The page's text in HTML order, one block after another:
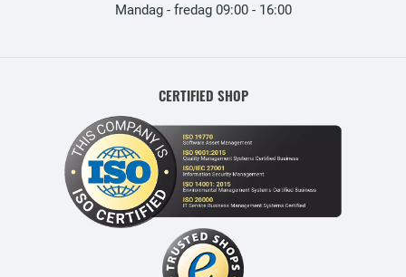
Mandag - fredag 09:00 - 16:00
CERTIFIED SHOP